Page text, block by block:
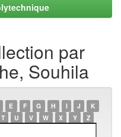
par
Souhila
E F G H I J
K
T U V W X Y Z